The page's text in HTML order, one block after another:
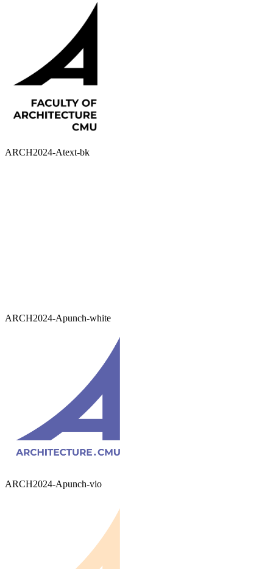
ARCH2024-Atext-bk
ARCH2024-Apunch-white
ARCH2024-Apunch-vio